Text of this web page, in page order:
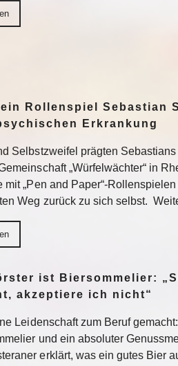
Rollenspiel Sebastian
Erkrankung
Selbstzweifel prägten
„Würfelwächter“ in
mit „Pen and Paper“-
Weg zurück zu sich selbst.
ist Biersommelier:
akzeptiere ich nicht“
Leidenschaft zum Beruf
und ein absoluter
erklärt, was ein gutes Bier